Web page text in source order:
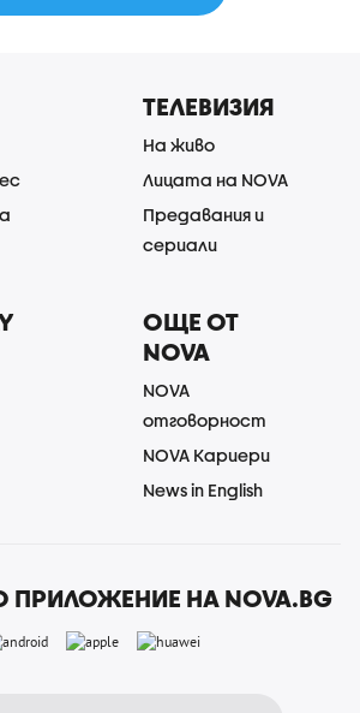
ТЕЛЕВИЗИЯ
На живо
Лицата на NOVA
Предавания и
сериали
ОЩЕ ОТ
NOVA
NOVA
отговорност
NOVA Кариери
News in English
НА NOVA.BG